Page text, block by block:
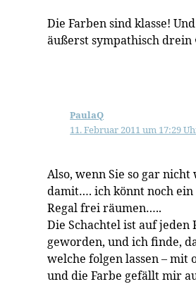
Die Farben sind klasse!
äußerst sympathisch drein
PaulaQ
11. Februar 2011 um 17:29
Also, wenn Sie so gar nicht
damit…. ich könnt noch ein
Regal frei räumen…..
Die Schachtel ist auf jeden
geworden, und ich finde,
welche folgen lassen – mit
und die Farbe gefällt mir